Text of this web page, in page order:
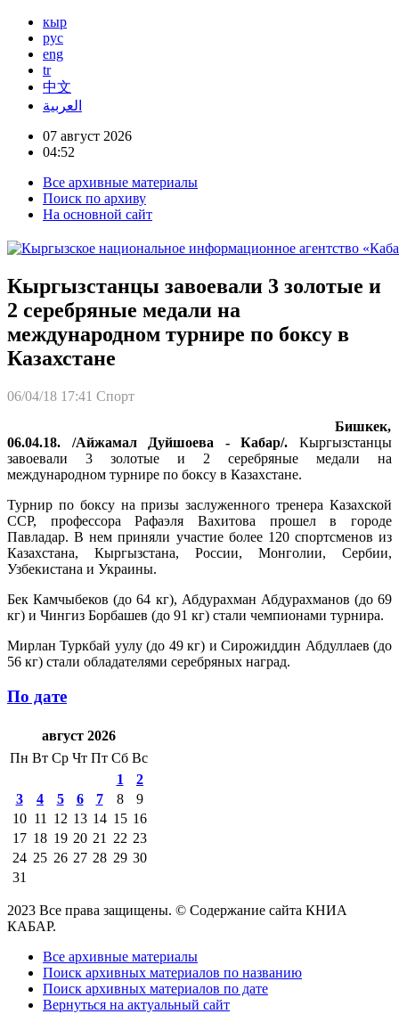
кыр
рус
eng
tr
中文
العربية
07 август 2026
04:52
Все архивные материалы
Поиск по архиву
На основной сайт
Кыргызстанцы завоевали 3 золотые и
2 серебряные медали на
международном турнире по боксу в
Казахстане
06/04/18 17:41 Спорт
Бишкек,
06.04.18. /Айжамал Дуйшоева - Кабар/. Кыргызстанцы
завоевали 3 золотые и 2 серебряные медали на
международном турнире по боксу в Казахстане.
Турнир по боксу на призы заслуженного тренера Казахской
ССР, профессора Рафаэля Вахитова прошел в городе
Павладар. В нем приняли участие более 120 спортсменов из
Казахстана, Кыргызстана, России, Монголии, Сербии,
Узбекистана и Украины.
Бек Камчыбеков (до 64 кг), Абдурахман Абдурахманов (до 69
кг) и Чингиз Борбашев (до 91 кг) стали чемпионами турнира.
Мирлан Туркбай уулу (до 49 кг) и Сирожиддин Абдуллаев (до
56 кг) стали обладателями серебряных наград.
По дате
август 2026
Пн Вт Ср Чт Пт Сб Вс
1
2
3
4 5 6 7 8
9
10 11 12 13 14 15 16
17 18 19 20 21 22 23
24 25 26 27 28 29 30
31
2023 Все права защищены. © Содержание сайта КНИА
КАБАР.
Все архивные материалы
Поиск архивных материалов по названию
Поиск архивных материалов по дате
Вернуться на актуальный сайт